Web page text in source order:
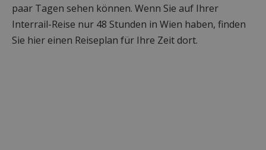
paar Tagen sehen können. Wenn Sie auf Ihrer
Interrail-Reise nur 48 Stunden in Wien haben, finden
Sie hier einen Reiseplan für Ihre Zeit dort.